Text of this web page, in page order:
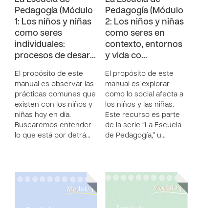
Pedagogía (Módulo
1: Los niños y niñas
como seres
individuales:
procesos de desar…
El propósito de este
manual es observar las
prácticas comunes que
existen con los niños y
niñas hoy en día.
Buscaremos entender
lo que está por detrá…
Pedagogía (Módulo
2: Los niños y niñas
como seres en
contexto, entornos
y vida co…
El propósito de este
manual es explorar
como lo social afecta a
los niños y las niñas.
Este recurso es parte
de la serie “La Escuela
de Pedagogía,” u…